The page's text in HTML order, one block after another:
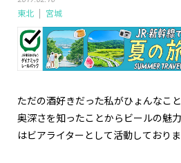
東北 宮城
ただの酒好きだった私がひょんなこ
奥深さを知ったことからビールの魅
はビアライターとして活動しておりま